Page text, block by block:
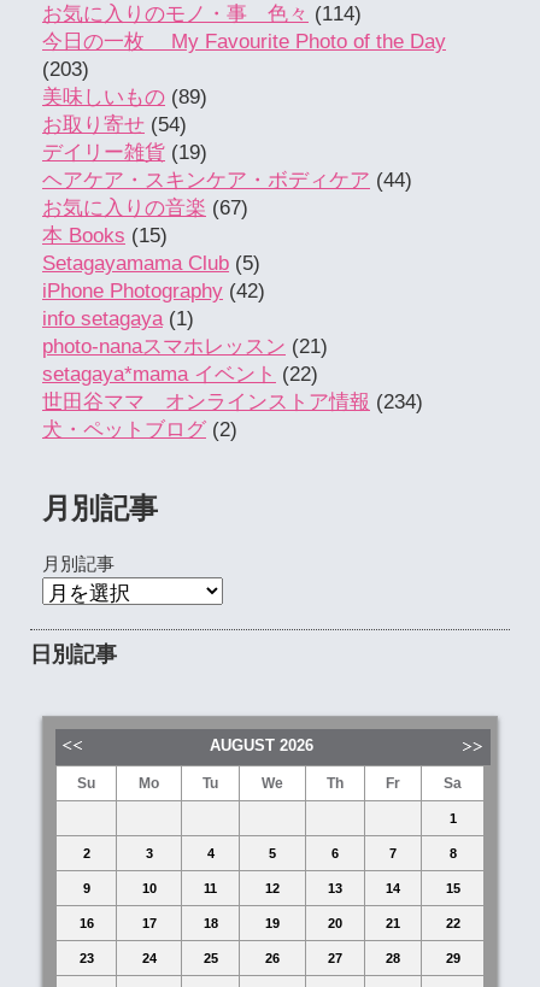
お気に入りのモノ・事 色々 (114)
今日の一枚 My Favourite Photo of the Day
(203)
美味しいもの (89)
お取り寄せ (54)
デイリー雑貨 (19)
ヘアケア・スキンケア・ボディケア (44)
お気に入りの音楽 (67)
本 Books (15)
Setagayamama Club (5)
iPhone Photography (42)
info setagaya (1)
photo-nanaスマホレッスン (21)
setagaya*mama イベント (22)
世田谷ママ オンラインストア情報 (234)
犬・ペットブログ (2)
月別記事
月別記事
日別記事
AUGUST 2026
Su Mo Tu We Th Fr Sa
1
2 3 4 5 6 7 8
9 10 11 12 13 14 15
16 17 18 19 20 21 22
23 24 25 26 27 28 29